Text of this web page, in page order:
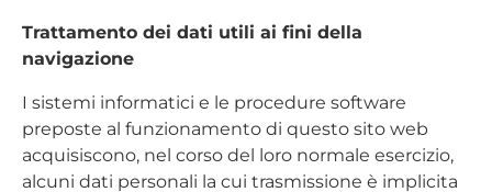
Trattamento dei dati utili ai fini della
navigazione
I sistemi informatici e le procedure software
preposte al funzionamento di questo sito web
acquisiscono, nel corso del loro normale esercizio,
alcuni dati personali la cui trasmissione è implicita